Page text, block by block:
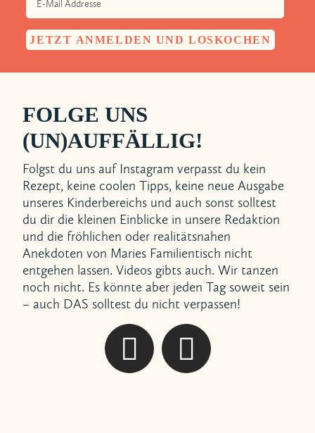
FOLGE UNS
(UN)AUFFÄLLIG!
Folgst du uns auf Instagram verpasst du kein
Rezept, keine coolen Tipps, keine neue Ausgabe
unseres Kinderbereichs und auch sonst solltest
du dir die kleinen Einblicke in unsere Redaktion
und die fröhlichen oder realitätsnahen
Anekdoten von Maries Familientisch nicht
entgehen lassen. Videos gibts auch. Wir tanzen
noch nicht. Es könnte aber jeden Tag soweit sein
– auch DAS solltest du nicht verpassen!